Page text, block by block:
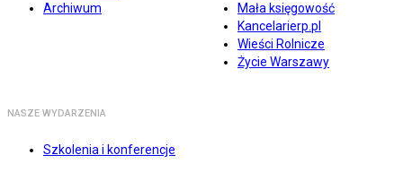
Archiwum
Mała księgowość
Kancelarierp.pl
Wieści Rolnicze
Życie Warszawy
NASZE WYDARZENIA
Szkolenia i konferencje